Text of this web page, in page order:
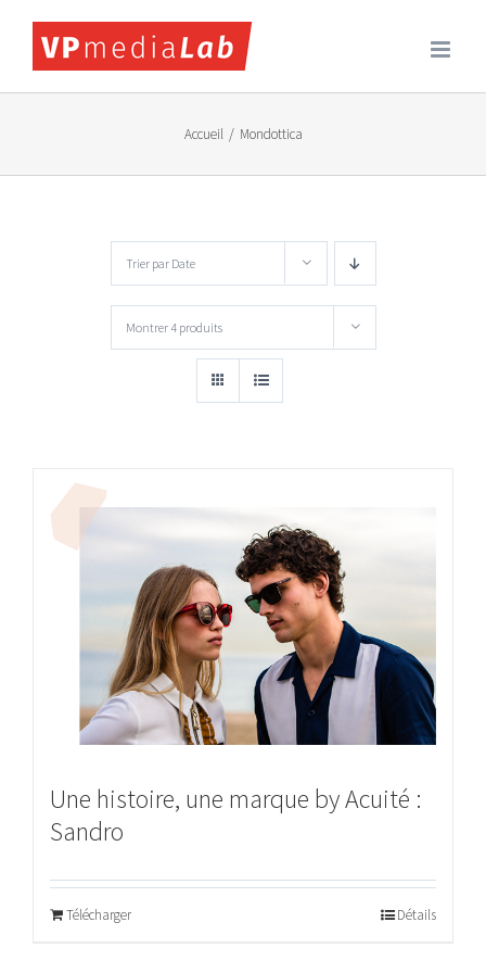
Accueil / Mondottica
Trier par Date
Montrer 4 produits
Une histoire, une marque by Acuité :
Sandro
Télécharger Détails